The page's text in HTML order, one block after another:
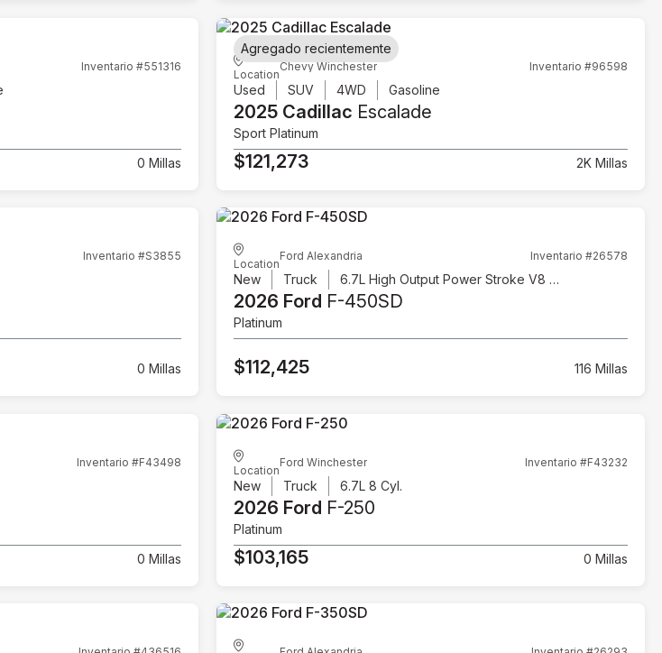
Inventario #551316
0 Millas
Location
Chevy Winchester Inventario #96598
Used SUV 4WD Gasoline
2025 Cadillac Escalade
Sport Platinum
$121,273 2K Millas
Agregado recientemente
Inventario #S3855
0 Millas
Location
Ford Alexandria Inventario #26578
New Truck 6.7L High Output Power Stroke V8 Diesel
2026 Ford F-450SD
Platinum
$112,425 116 Millas
Inventario #F43498
0 Millas
Location
Ford Winchester Inventario #F43232
New Truck 6.7L 8 Cyl.
2026 Ford F-250
Platinum
$103,165 0 Millas